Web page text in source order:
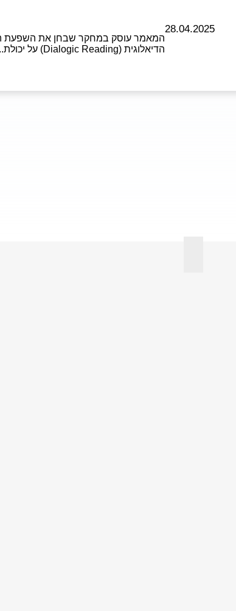
28.04.2025
המאמר עוסק במחקר שבחן את השפעת
הדיאלוגית (Dialogic Reading) על יכולת